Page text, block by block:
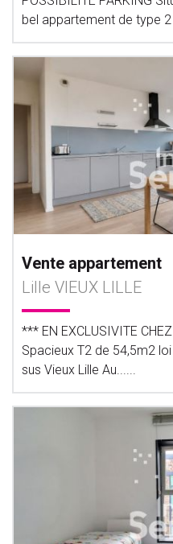
bel appartement de type 2
Vente appartement
Lille VIEUX LILLE
*** EN EXCLUSIVITE
Spacieux T2 de 54,5m2
sus Vieux Lille Au......